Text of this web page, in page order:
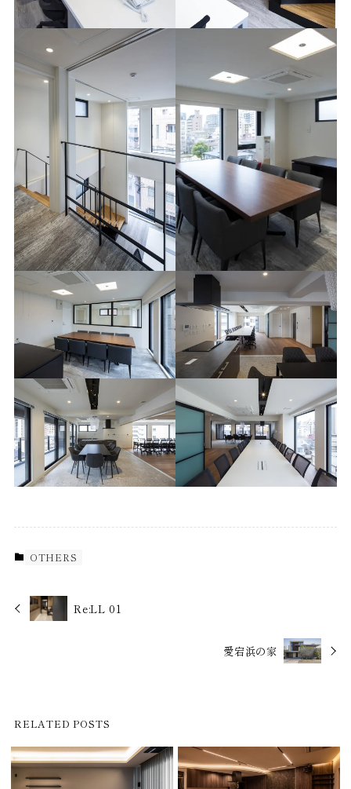
OTHERS
Re:LL 01
愛宕浜の家
RELATED POSTS